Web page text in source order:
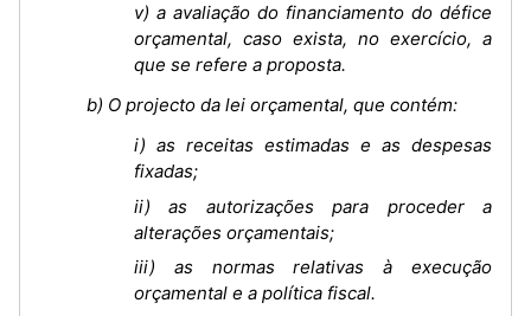
v) a avaliação do financiamento do défice
orçamental, caso exista, no exercício, a
que se refere a proposta.
b) O projecto da lei orçamental, que contém:
i) as receitas estimadas e as despesas
fixadas;
ii) as autorizações para proceder a
alterações orçamentais;
iii) as normas relativas à execução
orçamental e a política fiscal.